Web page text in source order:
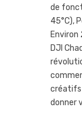
de
45°C),
Environ
DJI
créatifs
donner